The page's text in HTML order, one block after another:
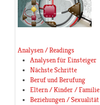
Analysen / Readings
Analysen für Einsteiger
Nächste Schritte
Beruf und Berufung
Eltern / Kinder / Familie
Beziehungen / Sexualität